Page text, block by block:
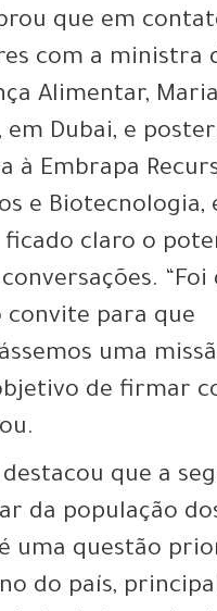
que em
com a ministra
Alimentar,
em Dubai, e
à Embrapa
e Biotecnologia,
ficado claro o
“Foi
convite para que
uma
de firmar
que a
da população
uma questão
do país,